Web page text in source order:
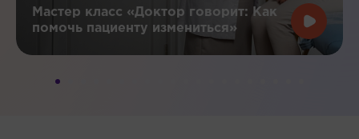
Мастер класс «Доктор говорит: Как
помочь пациенту измениться»